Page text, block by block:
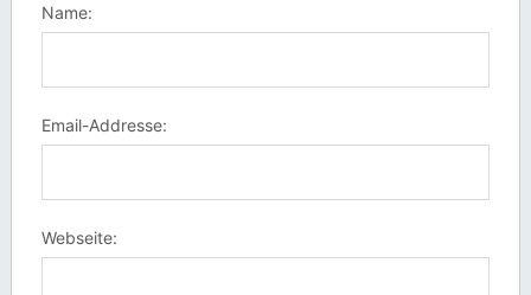
Name:
Email-Addresse:
Webseite: